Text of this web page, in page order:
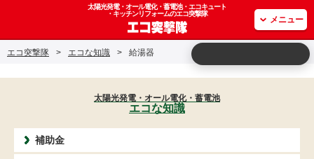
太陽光発電・オール電化・蓄電池・エコキュート
・キッチンリフォームのエコ突撃隊
メニュー
エコ突撃隊 > エコな知識 > 給湯器
太陽光発電・オール電化・蓄電池
エコな知識
補助金